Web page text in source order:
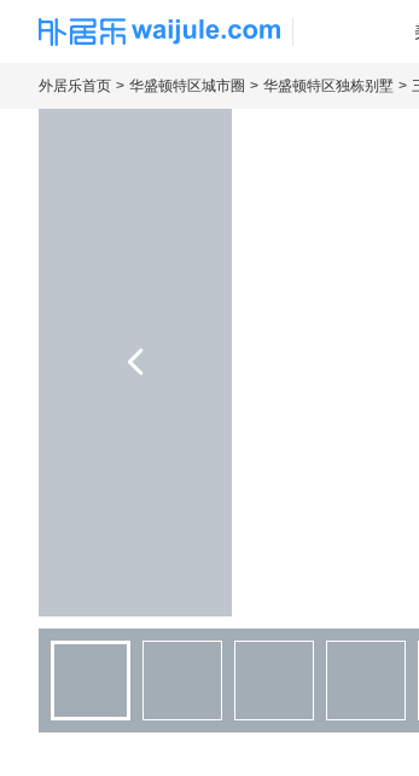
海外房产信息平台
外居乐首页 华盛顿特区城市圈 华盛顿特区独栋别墅